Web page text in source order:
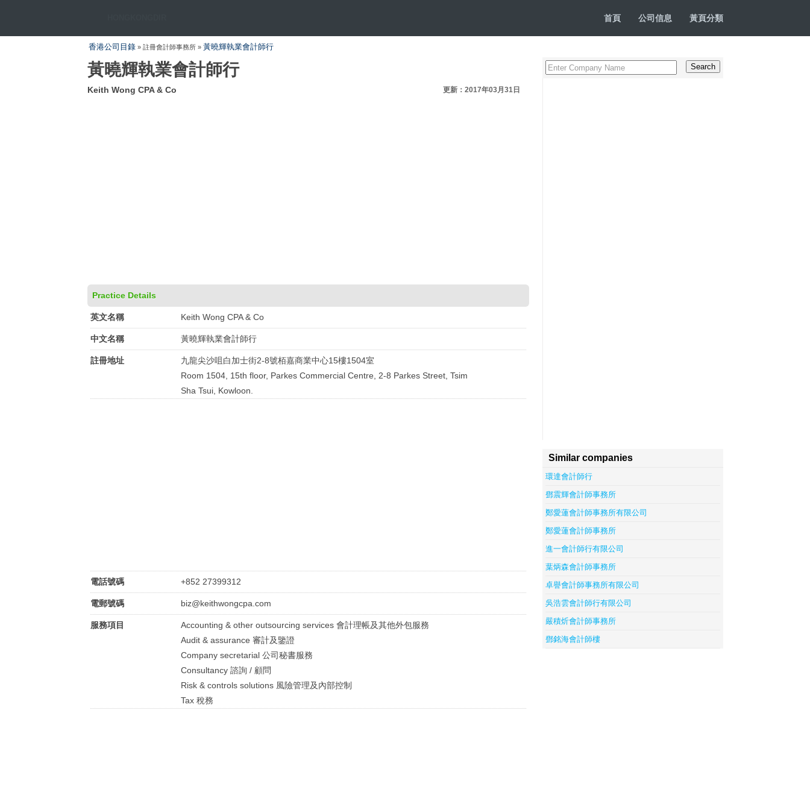
首頁 公司信息 黃頁分類
香港公司目錄 » 註冊會計師事務所 » 黃曉輝執業會計師行
黃曉輝執業會計師行
Keith Wong CPA & Co 更新：2017年03月31日
Practice Details
英文名稱 Keith Wong CPA & Co
中文名稱 黃曉輝執業會計師行
註冊地址
九龍尖沙咀白加士街2-8號栢嘉商業中心15樓1504室
Room 1504, 15th floor, Parkes Commercial Centre, 2-8 Parkes Street, Tsim
Sha Tsui, Kowloon.
電話號碼 +852 27399312
電郵號碼 biz@keithwongcpa.com
服務項目
Accounting & other outsourcing services 會計理帳及其他外包服務
Audit & assurance 審計及鑒證
Company secretarial 公司秘書服務
Consultancy 諮詢 / 顧問
Risk & controls solutions 風險管理及內部控制
Tax 稅務
Similar companies
環達會計師行
鄧震輝會計師事務所
鄭愛蓮會計師事務所有限公司
鄭愛蓮會計師事務所
進一會計師行有限公司
葉炳森會計師事務所
卓譽會計師事務所有限公司
吳浩雲會計師行有限公司
嚴積炘會計師事務所
鄧銘海會計師樓